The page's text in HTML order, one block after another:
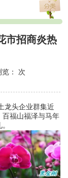
市招商炎热
：
次
头企业群集近
百福山福泽与马年